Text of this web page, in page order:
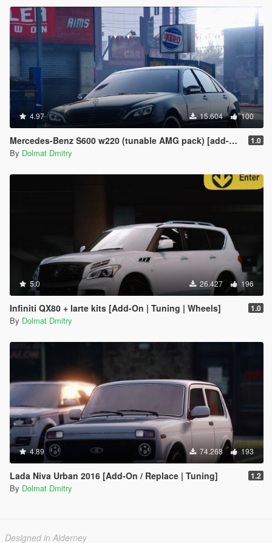
4.97 15.604 100
Mercedes-Benz S600 w220 (tunable AMG pack) [add-on] 1.0
By Dolmat Dmitry
5.0 26.427 196
Infiniti QX80 + larte kits [Add-On | Tuning | Wheels] 1.0
By Dolmat Dmitry
4.89 74.268 193
Lada Niva Urban 2016 [Add-On / Replace | Tuning] 1.2
By Dolmat Dmitry
Designed in Alderney